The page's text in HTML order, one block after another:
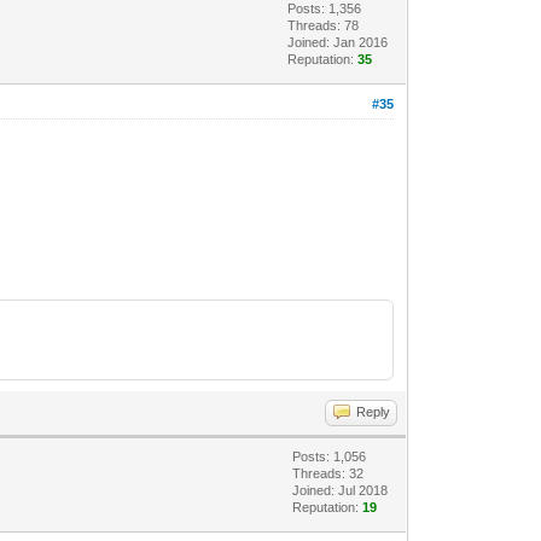
Posts: 1,356
Threads: 78
Joined: Jan 2016
Reputation:35
#35
Reply
Posts: 1,056
Threads: 32
Joined: Jul 2018
Reputation:19